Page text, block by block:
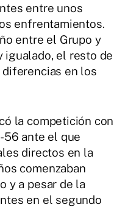
entre unos
enfrentamientos.
entre el Grupo y
igualado, el resto de
en los
la competición con
56 ante el que
directos en la
comenzaban
y a pesar de la
en el segundo